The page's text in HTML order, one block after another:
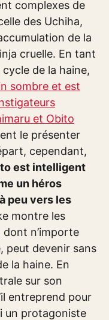
complexes de
des Uchiha,
de la
cruelle. En tant
de la haine,
sombre et est
et Obito
le présenter
cependant,
est intelligent
un héros
peu vers les
montre les
n’importe
peut devenir sans
la haine. En
sur son
entreprend pour
un protagoniste